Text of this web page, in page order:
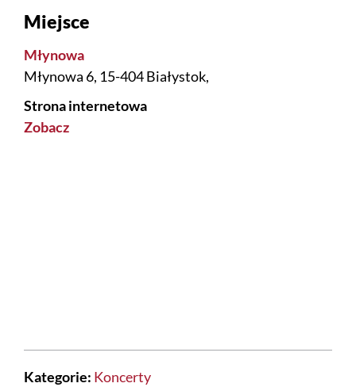
Miejsce
Młynowa
Młynowa 6, 15-404 Białystok,
Strona internetowa
Zobacz
Kategorie: Koncerty